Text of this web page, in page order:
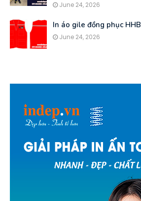
June 24, 2026
In áo gile đồng phục HHB
June 24, 2026